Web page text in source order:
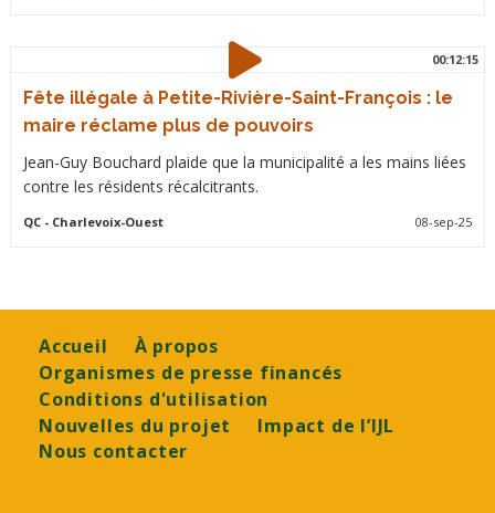
00:12:15
Fête illégale à Petite-Rivière-Saint-François : le
maire réclame plus de pouvoirs
Jean-Guy Bouchard plaide que la municipalité a les mains liées
contre les résidents récalcitrants.
QC- Charlevoix-Ouest 08-sep-25
Footer
Accueil
À propos
Organismes de presse financés
Conditions d'utilisation
Nouvelles du projet
Impact de l’IJL
Nous contacter